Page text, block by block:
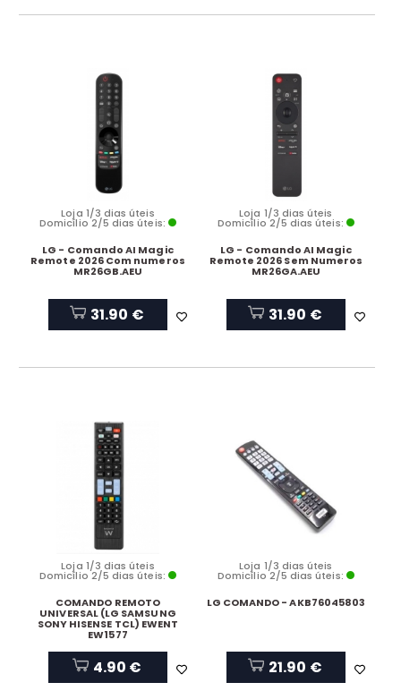
Loja 1/3 dias úteis
Domicílio 2/5 dias úteis:
LG - Comando AI Magic
Remote 2026 Com numeros
MR26GB.AEU
31.90 €
Loja 1/3 dias úteis
Domicílio 2/5 dias úteis:
LG - Comando AI Magic
Remote 2026 Sem Numeros
MR26GA.AEU
31.90 €
Loja 1/3 dias úteis
Domicílio 2/5 dias úteis:
COMANDO REMOTO
UNIVERSAL (LG SAMSUNG
SONY HISENSE TCL) EWENT
EW1577
4.90 €
Loja 1/3 dias úteis
Domicílio 2/5 dias úteis:
LG COMANDO - AKB76045803
21.90 €